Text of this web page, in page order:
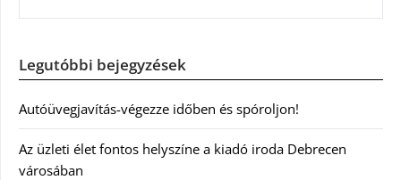
Legutóbbi bejegyzések
Autóüvegjavítás-végezze időben és spóroljon!
Az üzleti élet fontos helyszíne a kiadó iroda Debrecen
városában